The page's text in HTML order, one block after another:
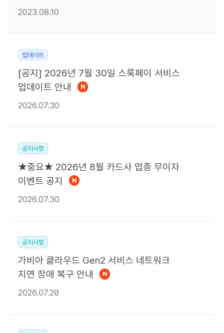
2023.08.10
업데이트
[공지] 2026년 7월 30일 스룩페이 서비스
업데이트 안내
N
2026.07.30
공지사항
★중요★ 2026년 8월 카드사 업종 무이자
이벤트 공지
N
2026.07.30
공지사항
가비아 클라우드 Gen2 서비스 네트워크
지연 장애 복구 안내
N
2026.07.28